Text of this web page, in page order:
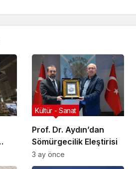
Prof. Dr. Aydın’dan
Sömürgecilik Eleştirisi
Kültür - Sanat
3 ay önce